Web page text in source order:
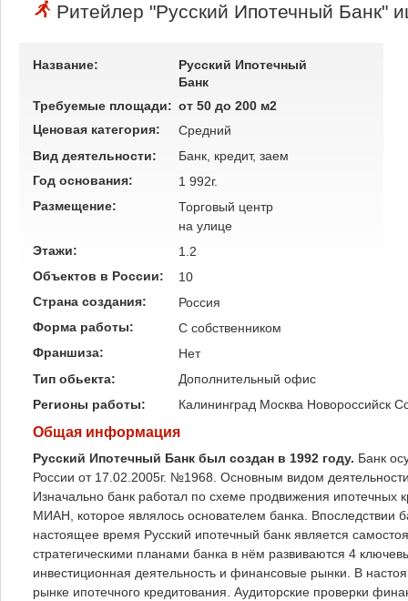
Ритейлер "Русский Ипотечный Банк"
Название:
Русский Ипотечный
Банк
Требуемые площади: от 50 до 200 м2
Ценовая категория:
Средний
Вид деятельности:
Банк, кредит, заем
Год основания:
1 992г.
Размещение:
Торговый центр
на улице
Этажи:
1.2
Объектов в России:
10
Страна создания:
Россия
Форма работы:
C собственником
Франшиза:
Нет
Тип обьекта:
Дополнительный офис
Регионы работы:
Калининград Москва Новороссийск
Общая информация
Русский Ипотечный Банк был создан в 1992 году. Банк
России от 17.02.2005г. №1968. Основным видом
Изначально банк работал по схеме продвижения ипотечных
МИАН, которое являлось основателем банка. Впоследствии
настоящее время Русский ипотечный банк является
стратегическими планами банка в нём развиваются 4
инвестиционная деятельность и финансовые рынки. В
рынке ипотечного кредитования. Аудиторские проверки